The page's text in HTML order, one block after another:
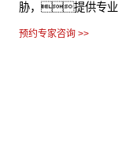
胁，提供专
预约专家咨询 >>